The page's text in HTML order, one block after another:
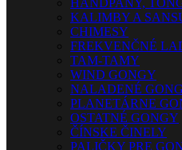
HANDPANY,
KALIMBY A
CHIMESY
FREKVENČNÉ
TAM-TAMY
WIND GONGY
NALADENÉ
PLANETÁRNE
OSTATNÉ GONGY
ČÍNSKE ČINELY
PALIČKY PRE